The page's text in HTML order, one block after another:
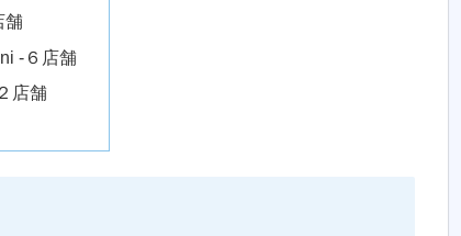
舗
-６店舗
店舗